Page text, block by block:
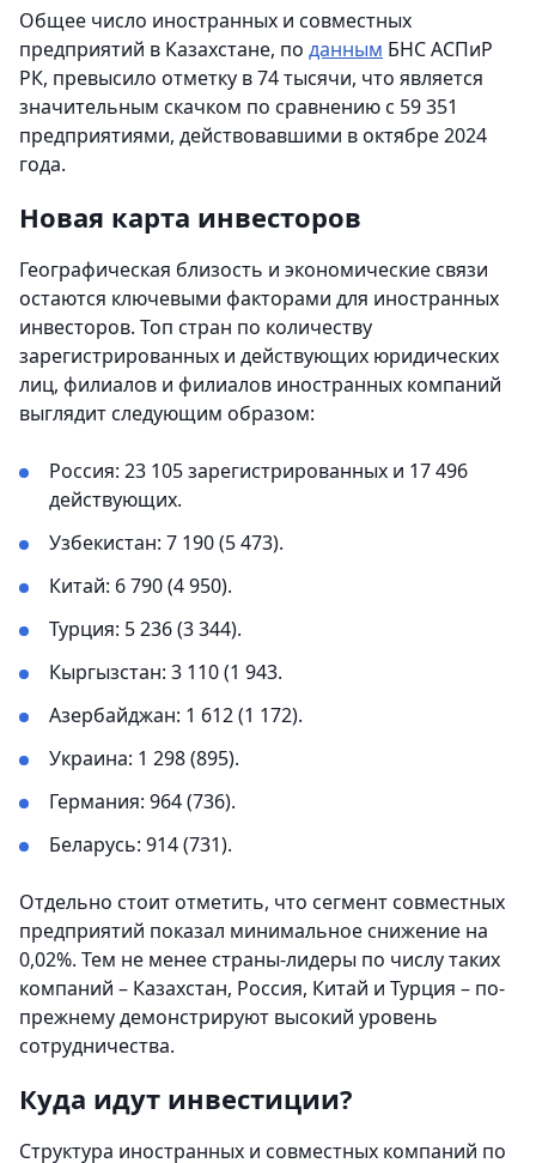
Общее число иностранных и совместных
предприятий в Казахстане, по данным БНС АСПиР
РК, превысило отметку в 74 тысячи, что является
значительным скачком по сравнению с 59 351
предприятиями, действовавшими в октябре 2024
года.
Новая карта инвесторов
Географическая близость и экономические связи
остаются ключевыми факторами для иностранных
инвесторов. Топ стран по количеству
зарегистрированных и действующих юридических
лиц, филиалов и филиалов иностранных компаний
выглядит следующим образом:
Россия: 23 105 зарегистрированных и 17 496
действующих.
Узбекистан: 7 190 (5 473).
Китай: 6 790 (4 950).
Турция: 5 236 (3 344).
Кыргызстан: 3 110 (1 943.
Азербайджан: 1 612 (1 172).
Украина: 1 298 (895).
Германия: 964 (736).
Беларусь: 914 (731).
Отдельно стоит отметить, что сегмент совместных
предприятий показал минимальное снижение на
0,02%. Тем не менее страны-лидеры по числу таких
компаний – Казахстан, Россия, Китай и Турция – по-
прежнему демонстрируют высокий уровень
сотрудничества.
Куда идут инвестиции?
Структура иностранных и совместных компаний по